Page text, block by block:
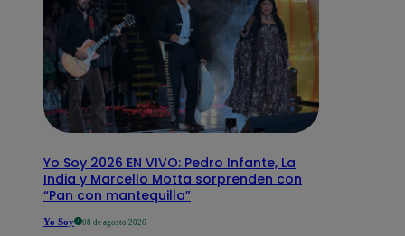
Yo Soy 2026 EN VIVO: Pedro Infante, La
India y Marcello Motta sorprenden con
“Pan con mantequilla”
Yo Soy 08 de agosto 2026